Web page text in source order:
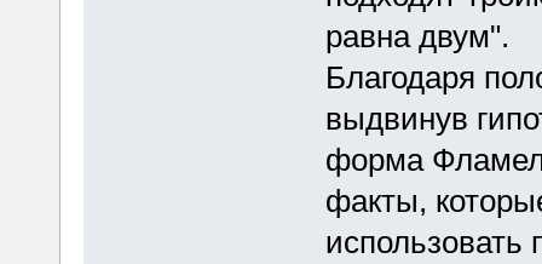
равна двум".
Благодаря
выдвинув
форма
факты,
использовать